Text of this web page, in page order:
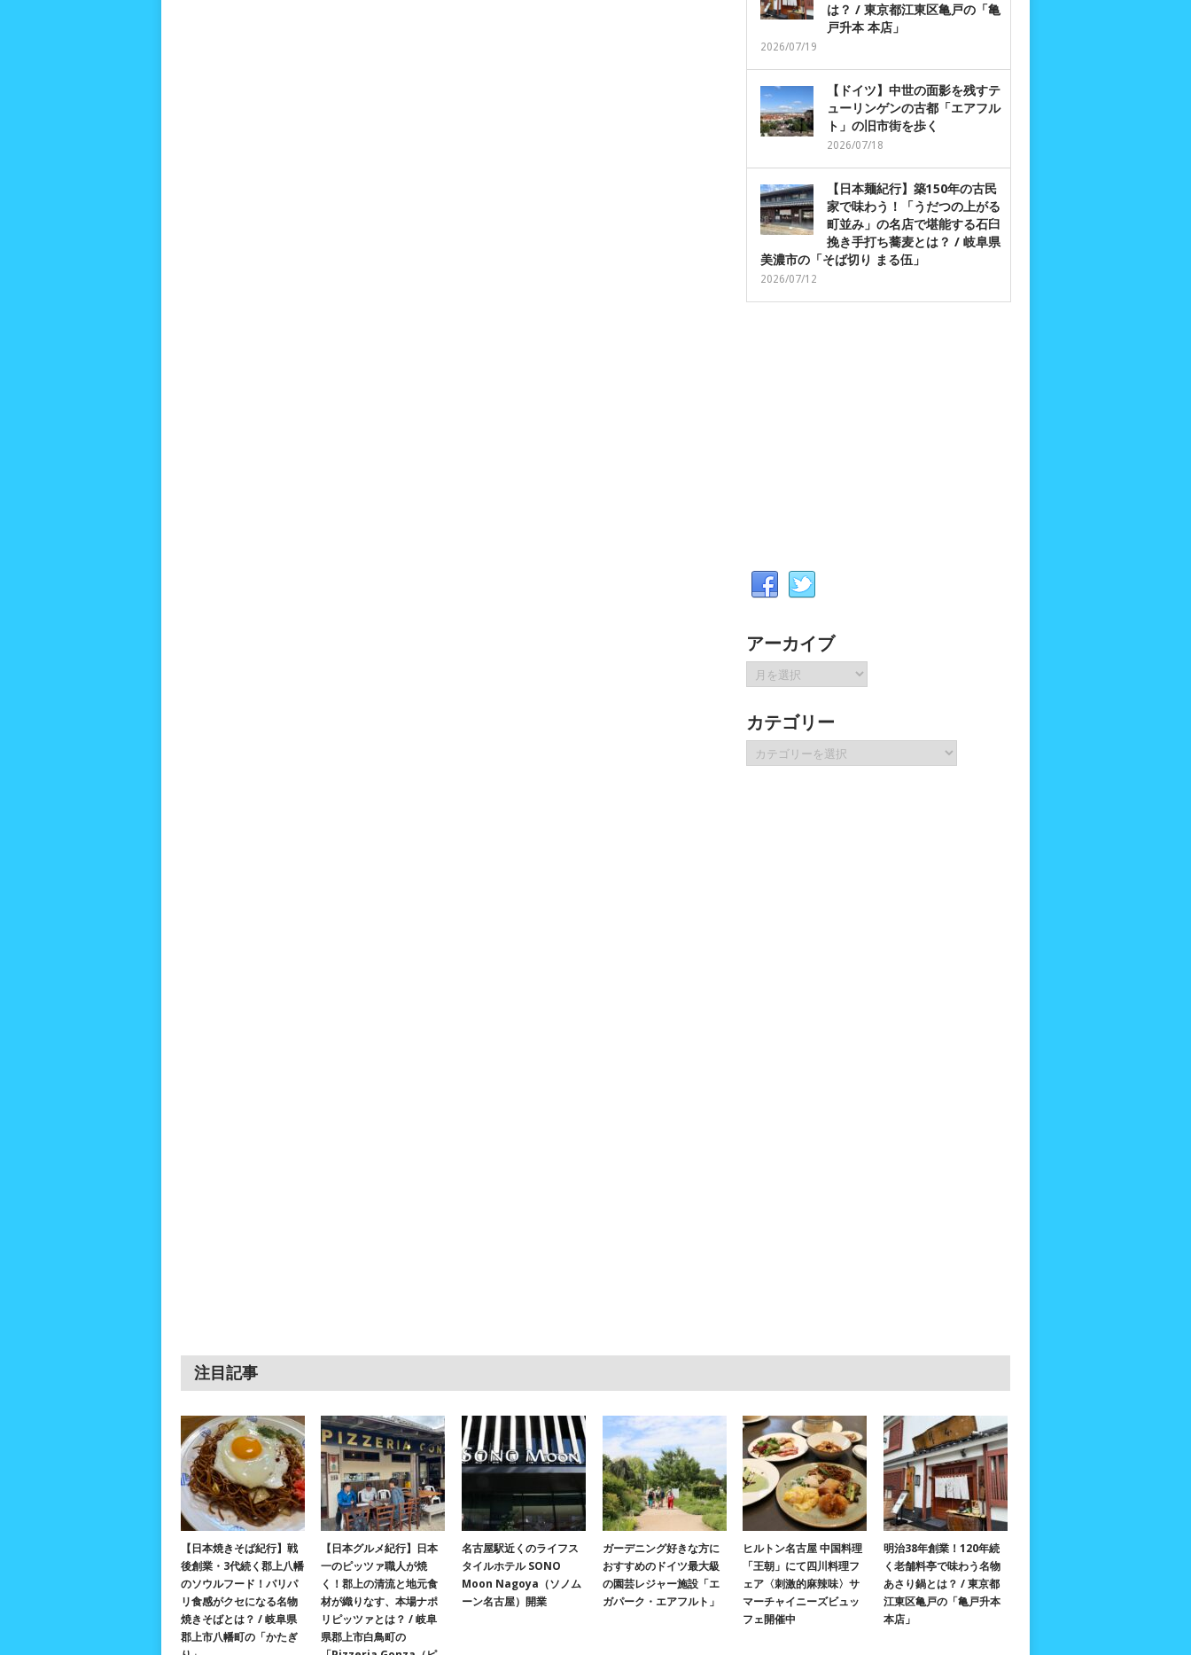
は？ / 東京都江東区亀戸の「亀
戸升本 本店」
2026/07/19
【ドイツ】中世の面影を残すテ
ューリンゲンの古都「エアフル
ト」の旧市街を歩く
2026/07/18
【日本麺紀行】築150年の古民
家で味わう！「うだつの上がる
町並み」の名店で堪能する石臼
挽き手打ち蕎麦とは？ / 岐阜県
美濃市の「そば切り まる伍」
2026/07/12
アーカイブ
ア
ー
イ
ブ
カテゴリー
テ
注目記事
【日本焼きそば紀行】戦
後創業・3代続く郡上八幡
のソウルフード！パリパ
リ食感がクセになる名物
焼きそばとは？ / 岐阜県
郡上市八幡町の「かたぎ
【日本グルメ紀行】日本
一のピッツァ職人が焼
く！郡上の清流と地元食
材が織りなす、本場ナポ
リピッツァとは？ / 岐阜
県郡上市白鳥町の
名古屋駅近くのライフス
タイルホテル SONO
Moon Nagoya（ソノム
ーン名古屋）開業
ガーデニング好きな方に
おすすめのドイツ最大級
の園芸レジャー施設「エ
ガパーク・エアフルト」
ヒルトン名古屋 中国料理
「王朝」にて四川料理フ
ェア〈刺激的麻辣味〉サ
マーチャイニーズビュッ
フェ開催中
明治38年創業！120年続
く老舗料亭で味わう名物
あさり鍋とは？ / 東京都
江東区亀戸の「亀戸升本
本店」